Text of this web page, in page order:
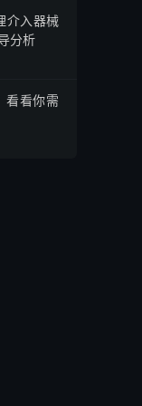
介入器械
分析
看看你需